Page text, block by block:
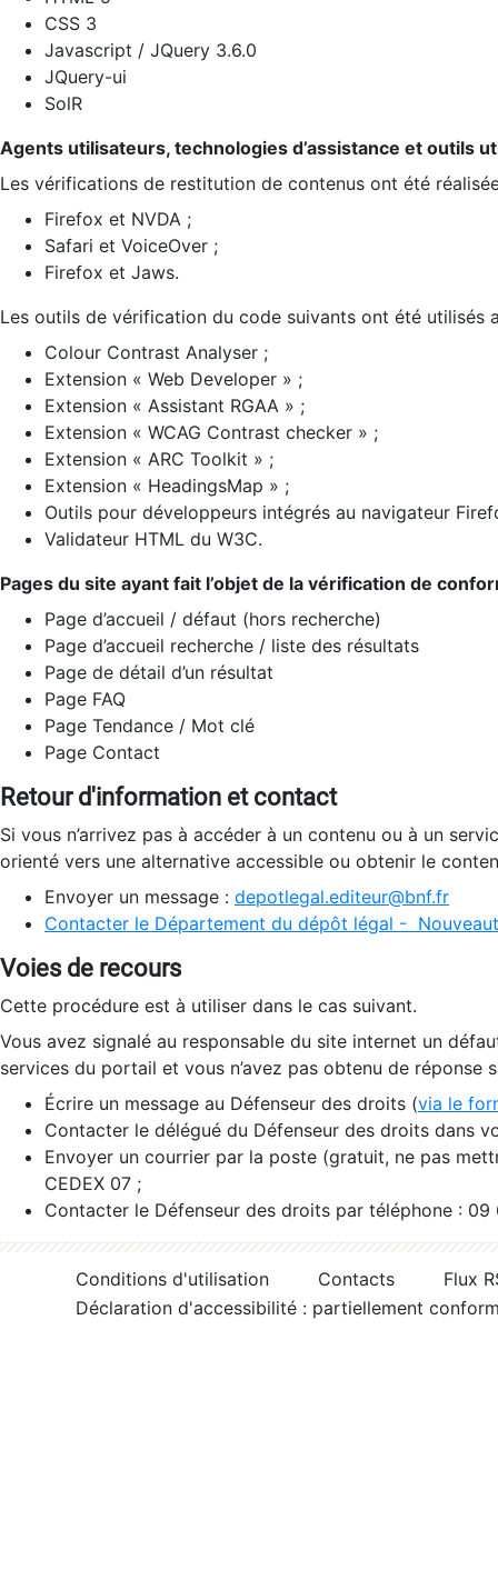
CSS 3
Javascript / JQuery 3.6.0
JQuery-ui
SolR
Agents utilisateurs, technologies d’assistance et outils
Les vérifications de restitution de contenus ont été
Firefox et NVDA ;
Safari et VoiceOver ;
Firefox et Jaws.
Les outils de vérification du code suivants ont été utilisés
Colour Contrast Analyser ;
Extension « Web Developer » ;
Extension « Assistant RGAA » ;
Extension « WCAG Contrast checker » ;
Extension « ARC Toolkit » ;
Extension « HeadingsMap » ;
Outils pour développeurs intégrés au navigateur
Validateur HTML du W3C.
Pages du site ayant fait l’objet de la vérification de
Page d’accueil / défaut (hors recherche)
Page d’accueil recherche / liste des résultats
Page de détail d’un résultat
Page FAQ
Page Tendance / Mot clé
Page Contact
Retour d'information et contact
Si vous n’arrivez pas à accéder à un contenu ou à un
orienté vers une alternative accessible ou obtenir le
Envoyer un message : depotlegal.editeur@bnf.fr
Contacter le Département du dépôt légal -
Voies de recours
Cette procédure est à utiliser dans le cas suivant.
Vous avez signalé au responsable du site internet un
services du portail et vous n’avez pas obtenu de réponse
Écrire un message au Défenseur des droits (via le
Contacter le délégué du Défenseur des droits dans
Envoyer un courrier par la poste (gratuit, ne pas
CEDEX 07 ;
Contacter le Défenseur des droits par téléphone :
Conditions d'utilisation Contacts
Flux
Déclaration d'accessibilité : partiellement